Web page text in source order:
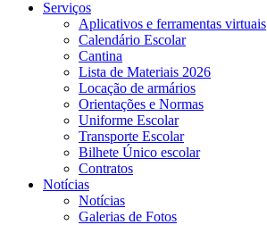
Serviços
Aplicativos e ferramentas virtuais
Calendário Escolar
Cantina
Lista de Materiais 2026
Locação de armários
Orientações e Normas
Uniforme Escolar
Transporte Escolar
Bilhete Único escolar
Contratos
Notícias
Notícias
Galerias de Fotos